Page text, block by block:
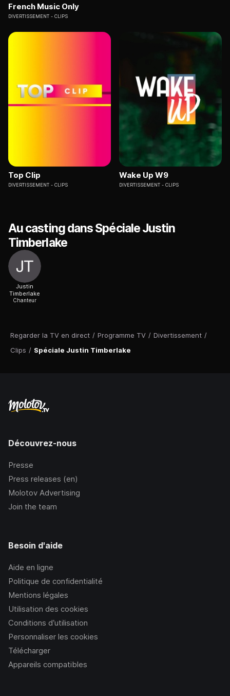
Regarder la TV en direct / Programme TV / Divertissement /
Clips / Spéciale Justin Timberlake
French Music Only
DIVERTISSEMENT CLIPS
Top Clip
DIVERTISSEMENT CLIPS
Wake Up W9
DIVERTISSEMENT CLIPS
Au casting dans Spéciale Justin
Timberlake
Justin
Timberlake
Chanteur
Découvrez-nous
Presse
Press releases (en)
Molotov Advertising
Join the team
Besoin d'aide
Aide en ligne
Politique de confidentialité
Mentions légales
Utilisation des cookies
Conditions d’utilisation
Personnaliser les cookies
Télécharger
Appareils compatibles